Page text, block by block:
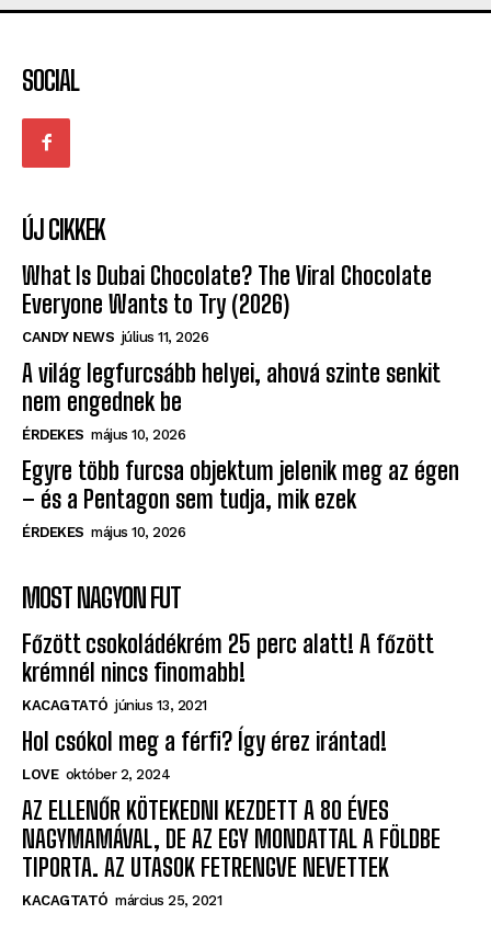
SOCIAL
ÚJ CIKKEK
What Is Dubai Chocolate? The Viral Chocolate
Everyone Wants to Try (2026)
CANDY NEWS július 11, 2026
A világ legfurcsább helyei, ahová szinte senkit
nem engednek be
ÉRDEKES május 10, 2026
Egyre több furcsa objektum jelenik meg az égen
– és a Pentagon sem tudja, mik ezek
ÉRDEKES május 10, 2026
MOST NAGYON FUT
Főzött csokoládékrém 25 perc alatt! A főzött
krémnél nincs finomabb!
KACAGTATÓ június 13, 2021
Hol csókol meg a férfi? Így érez irántad!
LOVE október 2, 2024
AZ ELLENŐR KÖTEKEDNI KEZDETT A 80 ÉVES
NAGYMAMÁVAL, DE AZ EGY MONDATTAL A FÖLDBE
TIPORTA. AZ UTASOK FETRENGVE NEVETTEK
KACAGTATÓ március 25, 2021